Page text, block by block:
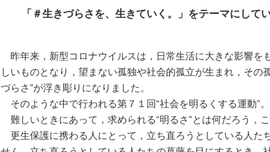
「＃生きづらさを、生きていく。」をテーマにしてい
昨年来，新型コロナウイルスは，日常生活に大きな影響を
しいものとなり，望まない孤独や社会的孤立が生まれ，その
づらさ”が浮き彫りになりました。
そのような中で行われる第７１回“社会を明るくする運動”。
難しいときにあって，求められる“明るさ”とは何だろう，
更生保護に携わる人にとって，立ち直ろうとしている人た